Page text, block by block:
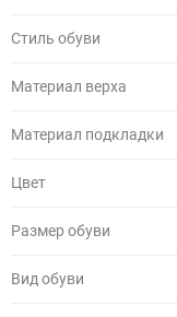
Стиль обуви
Материал верха
Материал подкладки
Цвет
Размер обуви
Вид обуви